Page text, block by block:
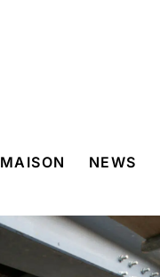
MAISON NEWS